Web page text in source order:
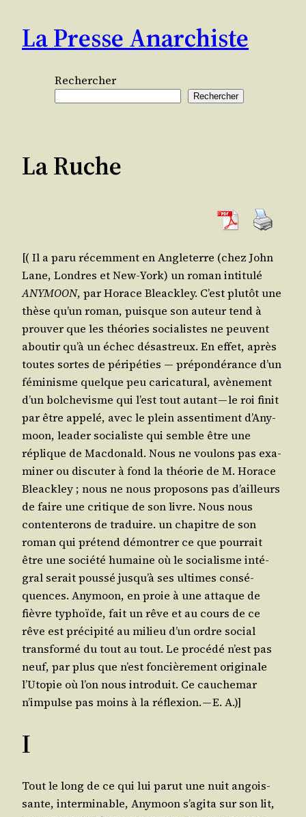
contenu
La Presse Anarchiste
Rechercher
Rechercher
La Ruche
[( Il a paru récem­ment en Angle­terre (chez John
Lane, Londres et New-York) un roman inti­tu­lé
ANYMOON, par Horace Blea­ck­ley. C’est plu­tôt une
thèse qu’un roman, puisque son auteur tend à
prou­ver que les théo­ries socia­listes ne peuvent
abou­tir qu’à un échec désas­treux. En effet, après
toutes sortes de péri­pé­ties ― pré­pon­dé­rance d’un
fémi­nisme quelque peu cari­ca­tu­ral, avè­ne­ment
d’un bol­che­visme qui l’est tout autant — le roi finit
par être appe­lé, avec le plein assen­ti­ment d’A­ny­
moon, lea­der socia­liste qui semble être une
réplique de Mac­do­nald. Nous ne vou­lons pas exa­
mi­ner ou dis­cu­ter à fond la théo­rie de M. Horace
Blea­ck­ley ; nous ne nous pro­po­sons pas d’ailleurs
de faire une cri­tique de son livre. Nous nous
conten­te­rons de tra­duire. un cha­pitre de son
roman qui pré­tend démon­trer ce que pour­rait
être une socié­té humaine où le socia­lisme inté­
gral serait pous­sé jus­qu’à ses ultimes consé­
quences. Any­moon, en proie à une attaque de
fièvre typhoïde, fait un rêve et au cours de ce
rêve est pré­ci­pi­té au milieu d’un ordre social
trans­for­mé du tout au tout. Le pro­cé­dé n’est pas
neuf, par plus que n’est fon­ciè­re­ment ori­gi­nale
l’U­to­pie où l’on nous intro­duit. Ce cau­che­mar
n’im­pulse pas moins à la réflexion. — E. A.)]
I
Tout le long de ce qui lui parut une nuit angois­
sante, inter­mi­nable, Any­moon s’a­gi­ta sur son lit,